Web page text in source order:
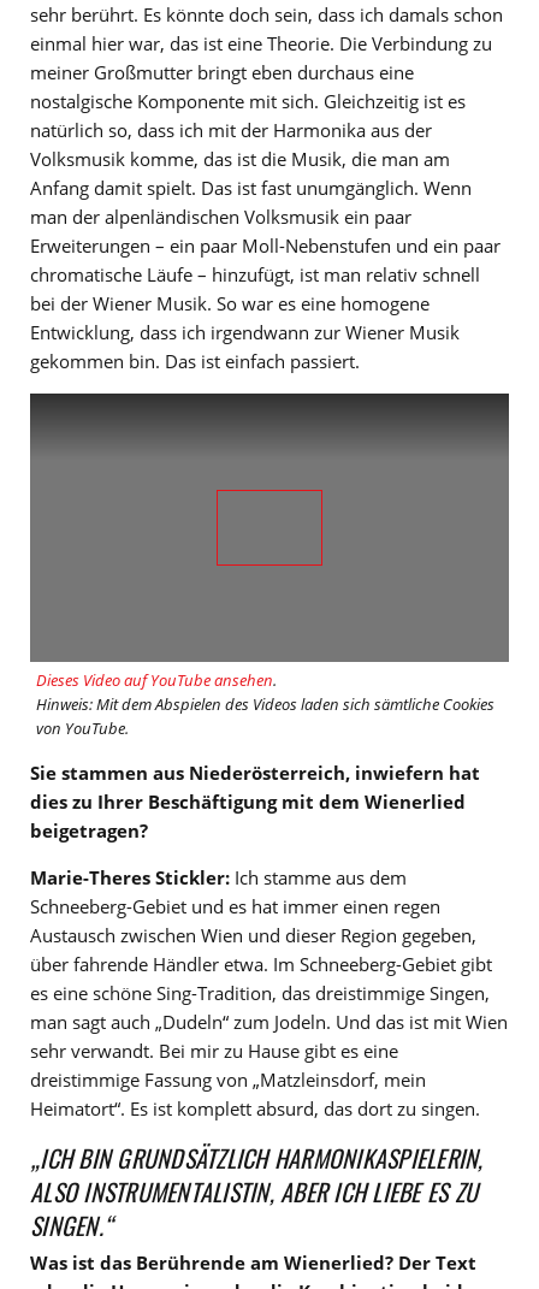
sehr berührt. Es könnte doch sein, dass ich damals schon
einmal hier war, das ist eine Theorie. Die Verbindung zu
meiner Großmutter bringt eben durchaus eine
nostalgische Komponente mit sich. Gleichzeitig ist es
natürlich so, dass ich mit der Harmonika aus der
Volksmusik komme, das ist die Musik, die man am
Anfang damit spielt. Das ist fast unumgänglich. Wenn
man der alpenländischen Volksmusik ein paar
Erweiterungen – ein paar Moll-Nebenstufen und ein paar
chromatische Läufe – hinzufügt, ist man relativ schnell
bei der Wiener Musik. So war es eine homogene
Entwicklung, dass ich irgendwann zur Wiener Musik
gekommen bin. Das ist einfach passiert.
Dieses Video auf YouTube ansehen.
Hinweis: Mit dem Abspielen des Videos laden sich sämtliche Cookies
von YouTube.
Sie stammen aus Niederösterreich, inwiefern hat
dies zu Ihrer Beschäftigung mit dem Wienerlied
beigetragen?
Marie-Theres Stickler: Ich stamme aus dem
Schneeberg-Gebiet und es hat immer einen regen
Austausch zwischen Wien und dieser Region gegeben,
über fahrende Händler etwa. Im Schneeberg-Gebiet gibt
es eine schöne Sing-Tradition, das dreistimmige Singen,
man sagt auch „Dudeln“ zum Jodeln. Und das ist mit Wien
sehr verwandt. Bei mir zu Hause gibt es eine
dreistimmige Fassung von „Matzleinsdorf, mein
Heimatort“. Es ist komplett absurd, das dort zu singen.
„ICH BIN GRUNDSÄTZLICH HARMONIKASPIELERIN,
ALSO INSTRUMENTALISTIN, ABER ICH LIEBE ES ZU
SINGEN.“
Was ist das Berührende am Wienerlied? Der Text